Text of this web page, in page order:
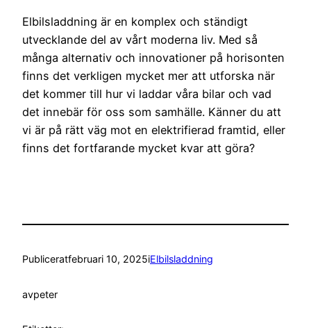
Elbilsladdning är en komplex och ständigt
utvecklande del av vårt moderna liv. Med så
många alternativ och innovationer på horisonten
finns det verkligen mycket mer att utforska när
det kommer till hur vi laddar våra bilar och vad
det innebär för oss som samhälle. Känner du att
vi är på rätt väg mot en elektrifierad framtid, eller
finns det fortfarande mycket kvar att göra?
Publiceratfebruari 10, 2025iElbilsladdning
avpeter